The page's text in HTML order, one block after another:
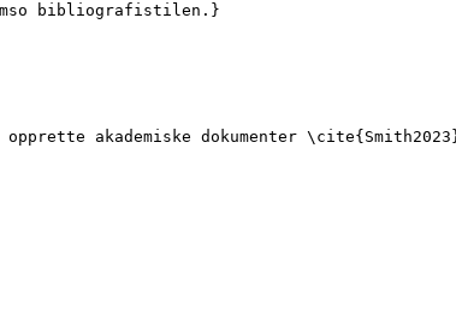
bibliografistilen.}
akademiske dokumenter \cite{ Smith2023